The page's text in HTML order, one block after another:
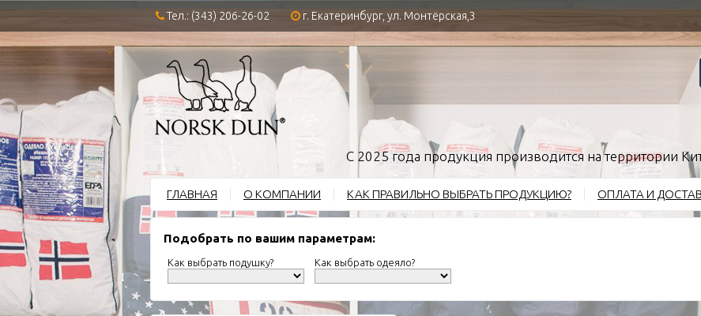
Тел.: (343) 206-26-02 г. Екатеринбург, ул. Монтёрская,3
С 2025 года продукция производится на территории
ГЛАВНАЯ О КОМПАНИИ КАК ПРАВИЛЬНО ВЫБРАТЬ ПРОДУКЦИЮ? ОПЛАТА И
Подобрать по вашим параметрам:
Как выбрать подушку? Как выбрать одеяло?